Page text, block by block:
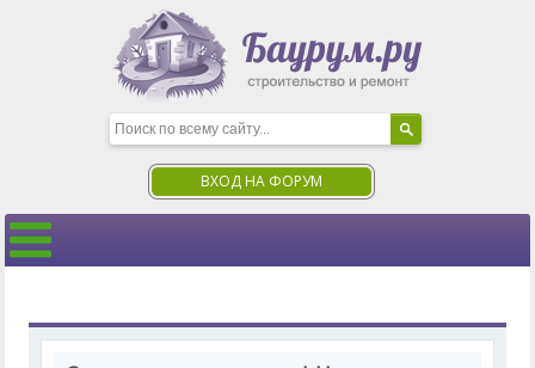
ВХОД НА ФОРУМ